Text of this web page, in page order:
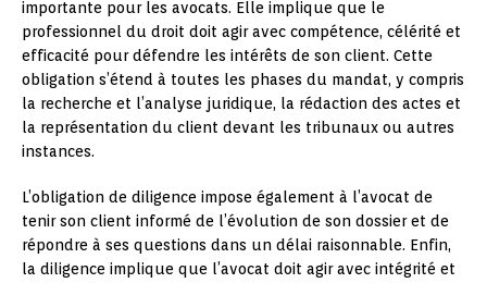
importante pour les avocats. Elle implique que le
professionnel du droit doit agir avec compétence, célérité et
efficacité pour défendre les intérêts de son client. Cette
obligation s’étend à toutes les phases du mandat, y compris
la recherche et l’analyse juridique, la rédaction des actes et
la représentation du client devant les tribunaux ou autres
instances.
L’obligation de diligence impose également à l’avocat de
tenir son client informé de l’évolution de son dossier et de
répondre à ses questions dans un délai raisonnable. Enfin,
la diligence implique que l’avocat doit agir avec intégrité et